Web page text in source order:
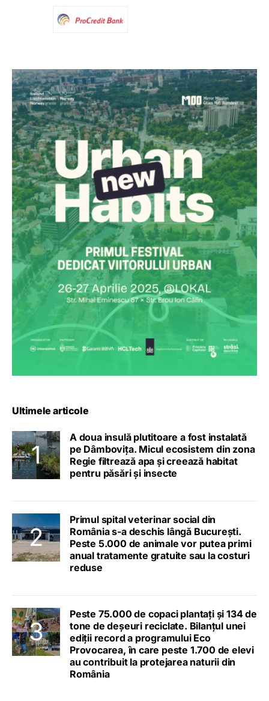
Ultimele articole
A doua insulă plutitoare a fost instalată
pe Dâmbovița. Micul ecosistem din zona
Regie filtrează apa și creează habitat
pentru păsări și insecte
Primul spital veterinar social din
România s-a deschis lângă București.
Peste 5.000 de animale vor putea primi
anual tratamente gratuite sau la costuri
reduse
Peste 75.000 de copaci plantați și 134 de
tone de deșeuri reciclate. Bilanțul unei
ediții record a programului Eco
Provocarea, în care peste 1.700 de elevi
au contribuit la protejarea naturii din
România